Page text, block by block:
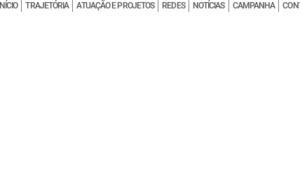
INÍCIO TRAJETÓRIA ATUAÇÃO E PROJETOS REDES NOTÍCIAS CAMPANHA